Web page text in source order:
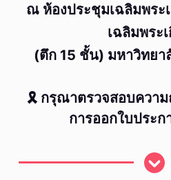
ณ ห้องประชุมเฉลิมพระ
เฉลิมพระ
(ตึก 15 ชั้น) มหาวิทย
🎗 กรุณาตรวจสอบควา
การออกใบประ